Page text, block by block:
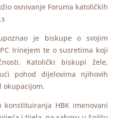
osnivanje Foruma katoličkih
je biskupe o svojim
Irinejem te o susretima koji
Katolički biskupi žele,
pohod dijelovima njihovih
okupacijom.
HBK imenovani